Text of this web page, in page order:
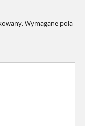
Wymagane pola